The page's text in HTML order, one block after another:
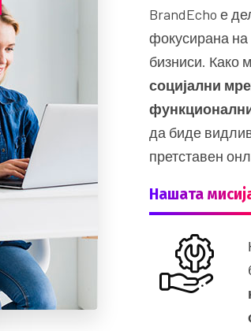
BrandEcho е
фокусирана на
бизниси. Како
социјални
да биде
претставен
Нашата